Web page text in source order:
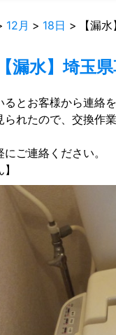
12月 18日 【漏
【漏水】埼玉
とお客様から連絡
れたので、交換作
ご連絡ください。